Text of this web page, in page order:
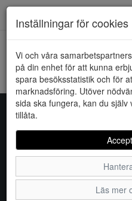
HEM ONLY
Kunde inte hitta några artiklar...
Inställningar för cookies
Vi och våra
på din enhet för att kunna
spara besöksstatistik och för
marknadsföring. Utöver
sida ska fungera, kan du själv
tillåta.
Läs mer
Sko-fynd i
S:t Torget 2, 598 21
| Om oss